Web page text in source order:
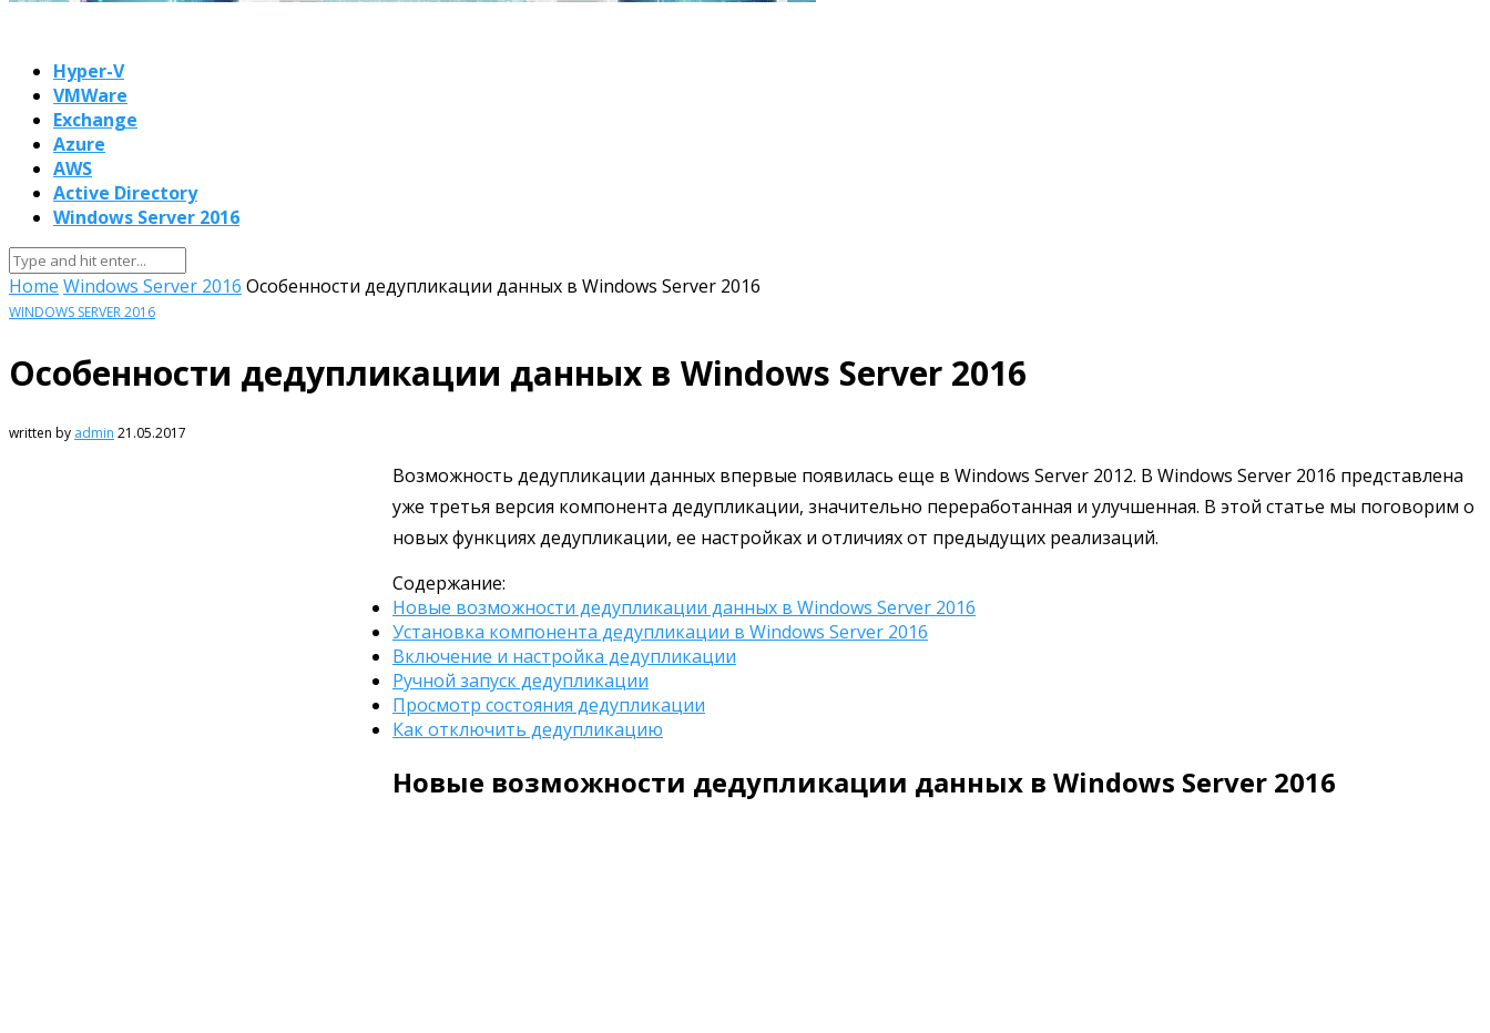
Hyper-V
VMWare
Exchange
Azure
AWS
Active Directory
Windows Server 2016
Home Windows Server 2016 Особенности дедупликации данных в Windows Server 2016
WINDOWS SERVER 2016
Особенности дедупликации данных в Windows Server 2016
written by admin 21.05.2017
Возможность дедупликации данных впервые появилась еще в Windows Server 2012. В Windows Server 2016 представлена
уже третья версия компонента дедупликации, значительно переработанная и улучшенная. В этой статье мы поговорим о
новых функциях дедупликации, ее настройках и отличиях от предыдущих реализаций.
Содержание:
Новые возможности дедупликации данных в Windows Server 2016
Установка компонента дедупликации в Windows Server 2016
Включение и настройка дедупликации
Ручной запуск дедупликации
Просмотр состояния дедупликации
Как отключить дедупликацию
Новые возможности дедупликации данных в Windows Server 2016